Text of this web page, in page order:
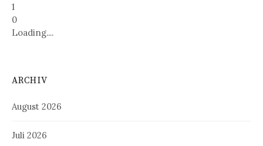
1
0
Loading....
ARCHIV
August 2026
Juli 2026